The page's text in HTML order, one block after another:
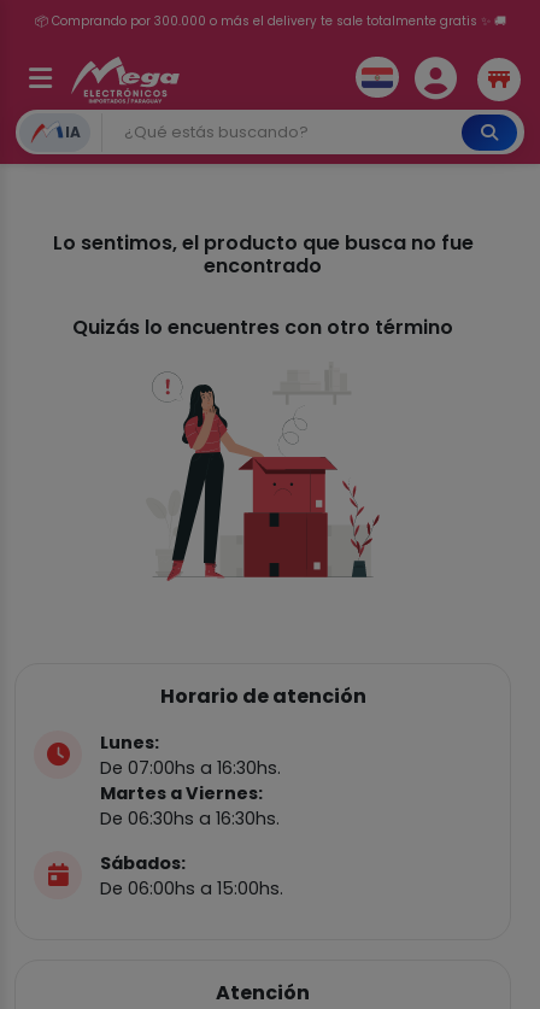
📦 Comprando por 300.000 o más el delivery te sale totalmente gratis ✨ 🚚
💳 ¡HASTA 24 CUOTAS SIN INTERÉS con tarjetas adheridas!
IA
Lo sentimos, el producto que busca no fue
encontrado
Quizás lo encuentres con otro término
Horario de atención
Lunes:
De 07:00hs a 16:30hs.
Martes a Viernes:
De 06:30hs a 16:30hs.
Sábados:
De 06:00hs a 15:00hs.
Atención